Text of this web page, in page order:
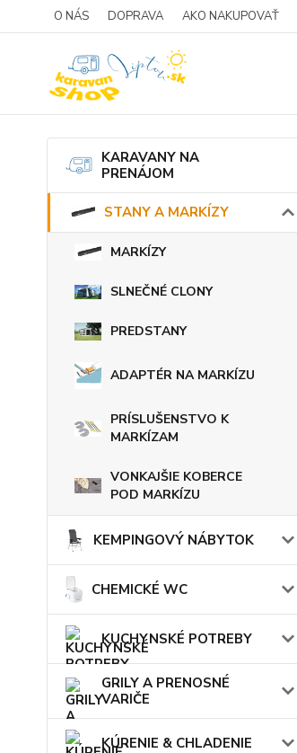
O NÁS DOPRAVA AKO NAKUPOVAŤ
KARAVANY NA
PRENÁJOM
STANY A MARKÍZY
MARKÍZY
SLNEČNÉ CLONY
PREDSTANY
ADAPTÉR NA MARKÍZU
PRÍSLUŠENSTVO K
MARKÍZAM
VONKAJŠIE KOBERCE
POD MARKÍZU
KEMPINGOVÝ NÁBYTOK
CHEMICKÉ WC
KUCHYNSKÉ POTREBY
GRILY A PRENOSNÉ
VARIČE
KÚRENIE & CHLADENIE